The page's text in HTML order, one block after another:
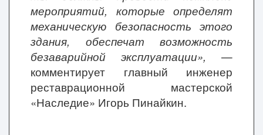
мероприятий, которые определят
механическую безопасность этого
здания, обеспечат возможность
безаварийной эксплуатации»,
—
комментирует главный инженер
реставрационной мастерской
«Наследие» Игорь Пинайкин.